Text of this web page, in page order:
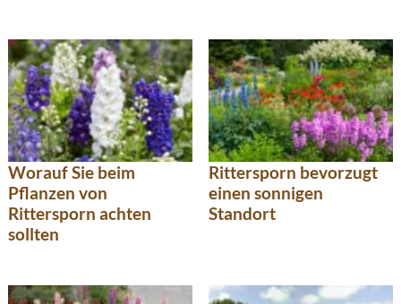
Worauf Sie beim
Pflanzen von
Rittersporn achten
sollten
Rittersporn bevorzugt
einen sonnigen
Standort